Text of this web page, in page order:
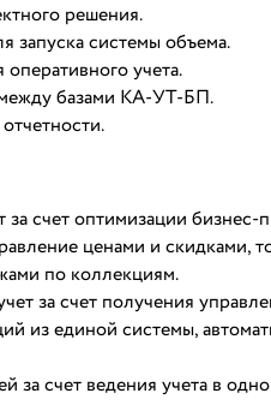
решения.
запуска системы объема.
учета.
базами КА-УТ-БП.
за счет оптимизации
ценами и скидками,
по коллекциям.
за счет получения
из единой системы,
за счет ведения учета в